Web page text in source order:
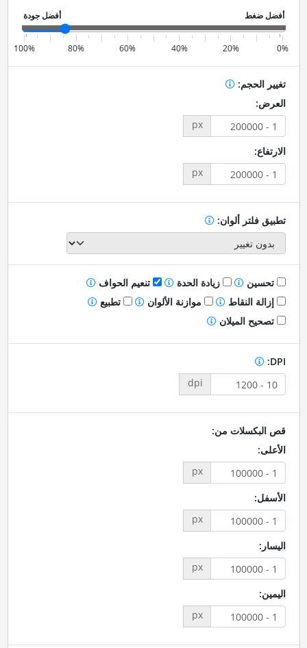
0%
20%
40%
60%
80%
100%
تغيير الحجم:
العرض:
px
الارتفاع:
px
تطبيق فلتر ألوان:
تحسين زيادة الحدة
تنعيم الحواف
إزالة النقاط
موازنة الألوان
تطبيع
تصحيح الميلان
DPI:
dpi
قص البكسلات من:
الأعلى:
px
الأسفل:
px
اليسار:
px
اليمين:
px